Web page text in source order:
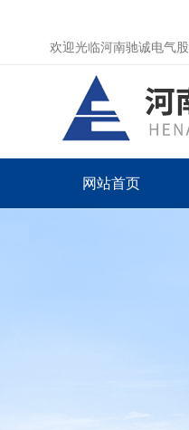
欢迎光临河南驰诚电气
网站首页